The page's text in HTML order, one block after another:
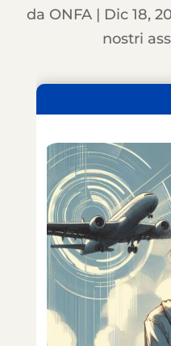
da ONFA| Dic 18,
nostri